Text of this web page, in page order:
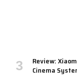
Review:
Cinema